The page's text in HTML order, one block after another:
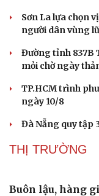
Sơn La lựa chọn
người dân vùng lũ
Đường tỉnh 837B
mỏi chờ ngày
TP.HCM trình
ngày 10/8
Đà Nẵng quy tập
THỊ TRƯỜNG